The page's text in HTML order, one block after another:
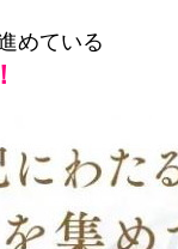
めている